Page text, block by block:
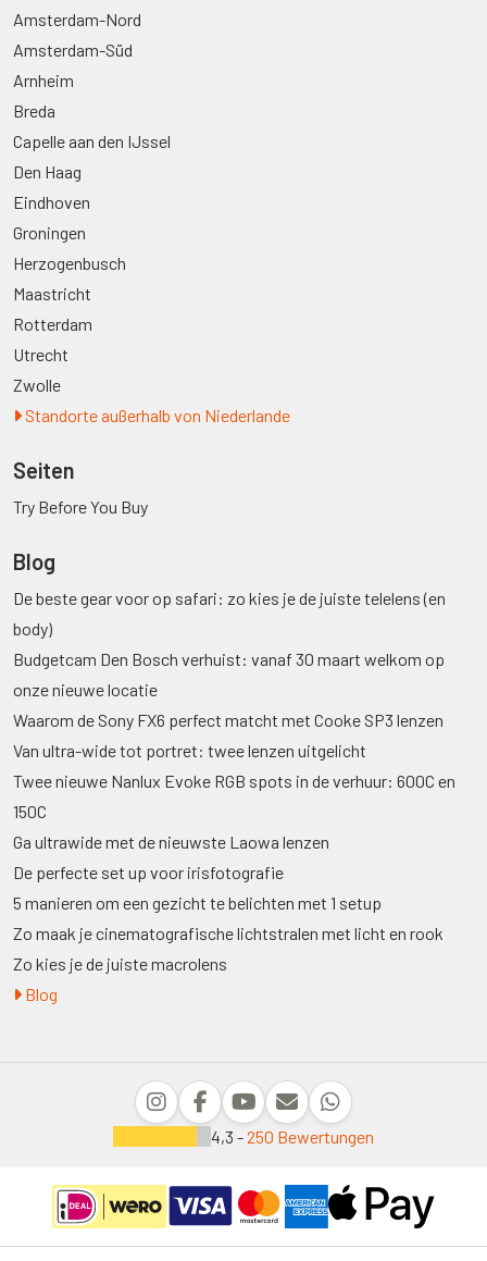
Amsterdam-Nord
Amsterdam-Süd
Arnheim
Breda
Capelle aan den IJssel
Den Haag
Eindhoven
Groningen
Herzogenbusch
Maastricht
Rotterdam
Utrecht
Zwolle
Standorte außerhalb von Niederlande
Seiten
Try Before You Buy
Blog
De beste gear voor op safari: zo kies je de juiste telelens (en
body)
Budgetcam Den Bosch verhuist: vanaf 30 maart welkom op
onze nieuwe locatie
Waarom de Sony FX6 perfect matcht met Cooke SP3 lenzen
Van ultra-wide tot portret: twee lenzen uitgelicht
Twee nieuwe Nanlux Evoke RGB spots in de verhuur: 600C en
150C
Ga ultrawide met de nieuwste Laowa lenzen
De perfecte set up voor irisfotografie
5 manieren om een gezicht te belichten met 1 setup
Zo maak je cinematografische lichtstralen met licht en rook
Zo kies je de juiste macrolens
Blog
4,3 -250 Bewertungen